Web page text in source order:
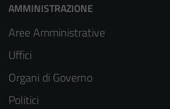
AMMINISTRAZIONE
Aree Amministrative
Uffici
Organi di Governo
Politici